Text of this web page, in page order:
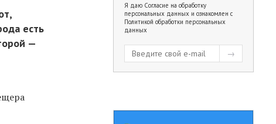
есть
—
Я даю Согласие на обработку
персональных данных и ознакомлен с
Политикой обработки персональных
данных